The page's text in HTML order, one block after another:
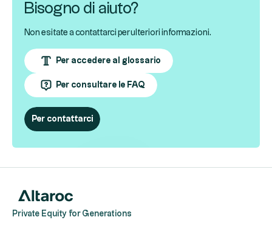
Bisogno di aiuto?
Non esitate a contattarci per ulteriori informazioni.
Per accedere al glossario
Per consultare le FAQ
Per contattarci
Private Equity for Generations